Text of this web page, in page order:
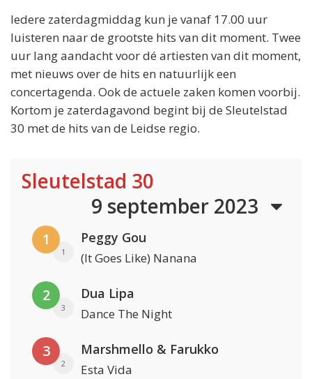
Iedere zaterdagmiddag kun je vanaf 17.00 uur
luisteren naar de grootste hits van dit moment. Twee
uur lang aandacht voor dé artiesten van dit moment,
met nieuws over de hits en natuurlijk een
concertagenda. Ook de actuele zaken komen voorbij.
Kortom je zaterdagavond begint bij de Sleutelstad
30 met de hits van de Leidse regio.
Sleutelstad 30
9 september 2023
1
1
Peggy Gou
(It Goes Like) Nanana
2
3
Dua Lipa
Dance The Night
3
2
Marshmello & Farukko
Esta Vida